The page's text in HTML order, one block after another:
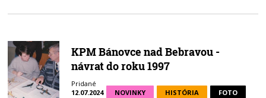
KPM Bánovce nad Bebravou -
návrat do roku 1997
Pridané
12.07.2024
NOVINKY HISTÓRIA FOTO